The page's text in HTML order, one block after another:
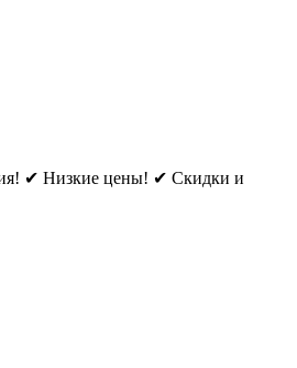
✔ Низкие цены! ✔ Скидки и